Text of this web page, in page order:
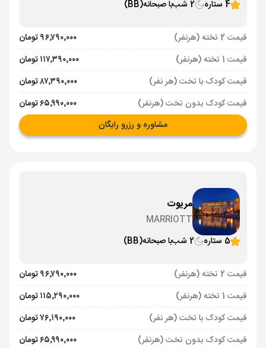
4 ستاره 2 شب با صبحانه(BB)
قیمت 2 تخته (هرنفر)
۹۶٬۷۹۰٬۰۰۰ تومان
قیمت 1 تخته (هرنفر)
۱۱۷٬۳۹۰٬۰۰۰ تومان
قیمت کودک با تخت (هر نفر)
۸۷٬۳۹۰٬۰۰۰ تومان
قیمت کودک بدون تخت (هرنفر)
۶۵٬۹۹۰٬۰۰۰ تومان
مشاوره و رزرو رایگان
مریوت
MARRIOTT
5 ستاره
2 شب با صبحانه(BB)
قیمت 2 تخته (هرنفر)
۹۶٬۷۹۰٬۰۰۰ تومان
قیمت 1 تخته (هرنفر)
۱۱۵٬۲۹۰٬۰۰۰ تومان
قیمت کودک با تخت (هر نفر)
۷۶٬۱۹۰٬۰۰۰ تومان
قیمت کودک بدون تخت (هرنفر)
۶۵٬۹۹۰٬۰۰۰ تومان